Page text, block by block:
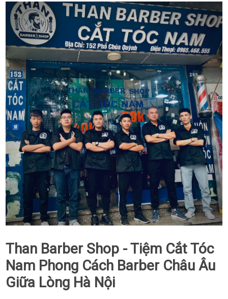
Than Barber Shop - Tiệm Cắt Tóc
Nam Phong Cách Barber Châu Âu
Giữa Lòng Hà Nội